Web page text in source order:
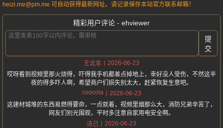
heizi.me@pm.me 可自动获得最新网址。请记录保存本站官方联系邮箱！
精彩用户评论 - ehviewer
提
交
王北车
2026-06-23
哎呀看到视频里那火烧得，吓得我手机都差点掉地上，幸好没人受伤，不然这半
夜的得多吓人啊，希望商户们损失别太大，赶紧恢复生意吧。
coocola
2026-06-23
这建材城堆的东西易燃得要命，一点就着，视频里烟那么大，消防兄弟辛苦了，
网友们别光围观，平时多注意自家用电安全啊。
洁己
2026-06-23